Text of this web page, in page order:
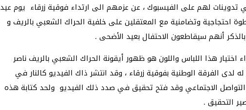
تدوينات لهم على الفيسبوك ، عن عزمهم الى ارتداء فوقية زرقاء يوم عيد
احتجاجية وتضامنية مع المعتقلين على خلفية الحراك الشعبي بالريف و
أنهم سيقاطعون الاحتفال بعيد الأضحى .
اختيار هذا اللباس واللون هو ظهور أيقونة الحراك الشعبي بالريف ناصر
لدى الفرقة الوطنية بفوقية زرقاء ، وقد انتشر ذاك الفيديو كالنار في
الاجتماعي وقد فتح تحقيق في صدد ذلك الفيديو ولحد كتابة هذه
التحقيق .